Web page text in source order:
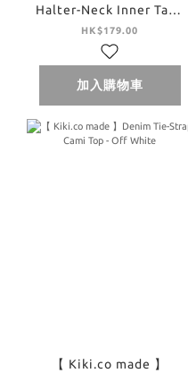
Halter-Neck Inner Tank
Top - Yellow
HK$179.00
加入購物車
【 Kiki.co made 】